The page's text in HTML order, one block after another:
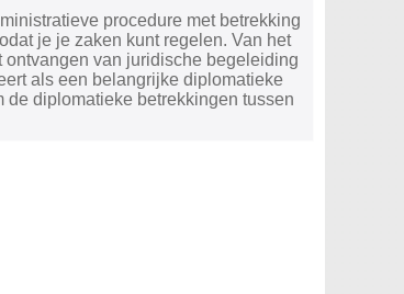
procedure met betrekking
je je zaken kunt regelen. Van het
van juridische begeleiding
als een belangrijke diplomatieke
diplomatieke betrekkingen tussen